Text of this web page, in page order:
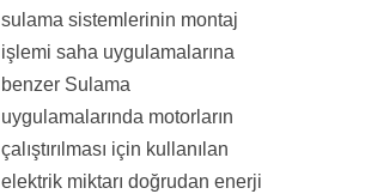
sulama sistemlerinin montaj
işlemi saha uygulamalarına
benzer Sulama
uygulamalarında motorların
çalıştırılması için kullanılan
elektrik miktarı doğrudan enerji